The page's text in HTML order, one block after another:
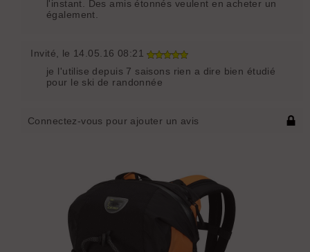
l'instant. Des amis étonnés veulent en acheter un
également.
Invité, le 14.05.16 08:21
je l'utilise depuis 7 saisons rien a dire bien étudié
pour le ski de randonnée
Connectez-vous pour ajouter un avis